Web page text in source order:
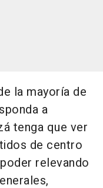
la mayoría de
a
tenga que ver
de centro
relevando